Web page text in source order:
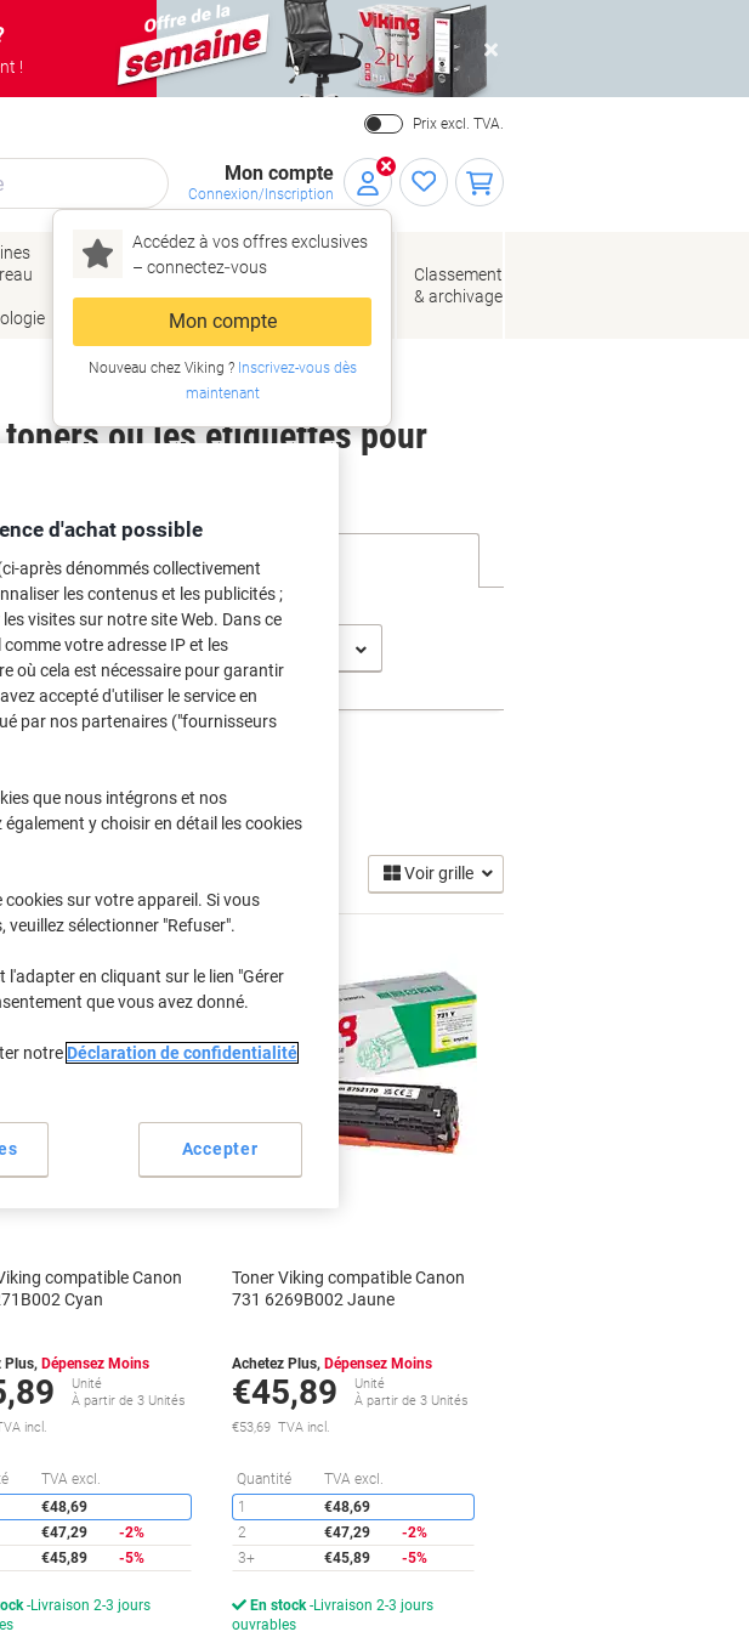
!
Close
Prix excl. TVA.
Mon compte
Connexion/Inscription
Accédez à vos offres exclusives
– connectez‑vous
Mon compte
Nouveau chez Viking ?Inscrivez-vous dès
maintenant
Encres
Papier,
enveloppes
&
emballage
de bureau
Classement
& archivage
ou les étiquettes pour
et le modèle
Canon LBP-7110 CW
Toner (9)
Voir grille
compatible Canon
Cyan
Plus, Dépensez Moins
Unité
À partir de 3 Unités
incl.
TVA excl.
Économies
€48,69
€47,29
-2%
€45,89 -5%
Livraison 2-3 jours
propre
Cadeau
Toner Viking compatible Canon
731 6269B002 Jaune
Achetez Plus, Dépensez Moins
€45,89
Unité
À partir de 3 Unités
€53,69 TVA incl.
Quantité TVA excl.
1
€48,69
2
€47,29
-2%
3+
€45,89 -5%
En stock Livraison 2-3 jours
ouvrables
d'achat possible
après dénommés collectivement
les contenus et les publicités ;
visites sur notre site Web. Dans ce
votre adresse IP et les
où cela est nécessaire pour garantir
accepté d'utiliser le service en
par nos partenaires ("fournisseurs
que nous intégrons et nos
y choisir en détail les cookies
sur votre appareil. Si vous
sélectionner "Refuser".
en cliquant sur le lien "Gérer
que vous avez donné.
notre Déclaration de confidentialité
Accepter